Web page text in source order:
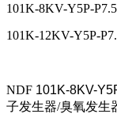
101K-8KV-Y5P-
101K-12KV-Y5P-
NDF 101K-8KV-
子发生器/臭氧发生